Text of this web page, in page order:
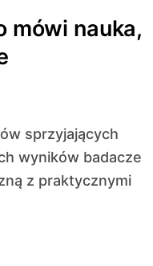
mówi nauka,
wyników badacze
z praktycznymi